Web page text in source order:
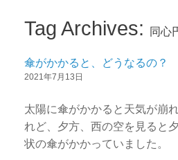
Tag Archives: 同心
傘がかかると、どうなるの？
2021年7月13日
太陽に傘がかかると天気が崩
れど、夕方、西の空を見ると
状の傘がかかっていました。